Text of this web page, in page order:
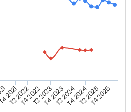
2021
T2 2022T4 2022T2 2023T4 2023T2 2024T4 2024T2 2025T4 2025